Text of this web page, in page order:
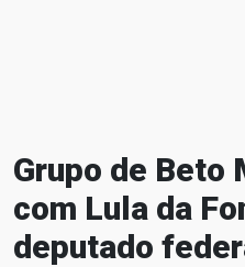
Grupo de Beto
com Lula da
deputado